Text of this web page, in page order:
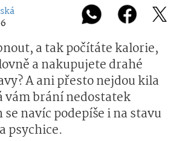
a tak počítáte kalorie,
a nakupujete drahé
A ani přesto nejdou kila
vám brání nedostatek
navíc podepíše i na stavu
psychice.